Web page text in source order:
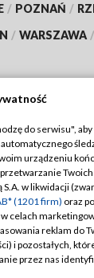
/ POZNAŃ /
/ WARSZAWA /
TVP
TVP
Cyfrowa
Regulamin
Polityka
Moje zgody
Pomoc
do serwisu",
urządzeniu
w likwidacji
(1201 firm) oraz
w celach
reklam do
i pozostałych,
przez nas